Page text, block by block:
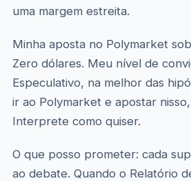
uma margem estreita.
Minha aposta no Polymarket
Zero dólares. Meu nível de
Especulativo, na melhor das
ir ao Polymarket e apostar
Interprete como quiser.
O que posso prometer: cada
ao debate. Quando o Relatório